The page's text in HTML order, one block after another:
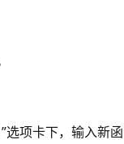
”选项卡下，输入新函